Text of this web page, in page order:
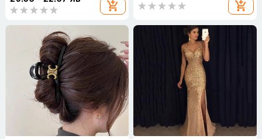
модел dz01
add_shopping_cart add_shopping_cart